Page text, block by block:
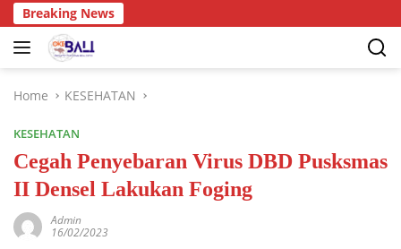
Breaking News
Home KESEHATAN
KESEHATAN
Cegah Penyebaran Virus DBD Pusksmas
II Densel Lakukan Foging
Admin
16/02/2023